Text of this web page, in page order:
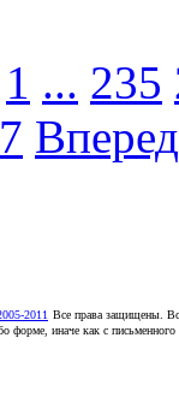
1 ... 235
Вперед
2011 Все права защищены.
форме, иначе как с